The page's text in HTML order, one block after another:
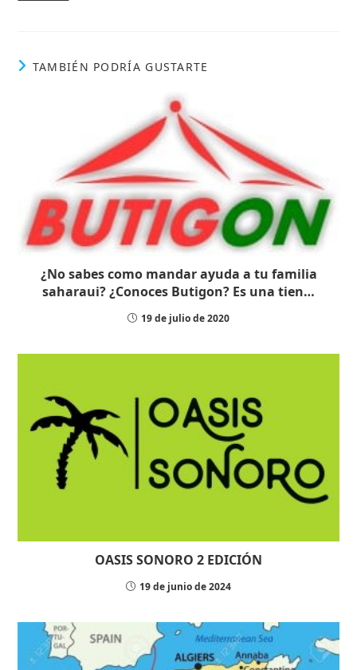
TAMBIÉN PODRÍA GUSTARTE
¿No sabes como mandar ayuda a tu familia
saharaui? ¿Conoces Butigon? Es una tien…
19 de julio de 2020
OASIS SONORO 2 EDICIÓN
19 de junio de 2024